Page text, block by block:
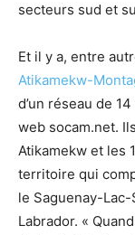
secteurs sud et
Et il y a, entre
Atikamekw-
d’un réseau de
web socam.net.
Atikamekw et les
territoire qui
le Saguenay-
Labrador. «